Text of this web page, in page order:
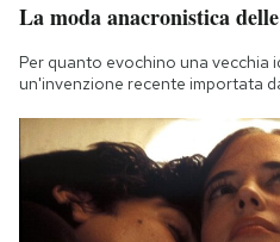
La moda anacronistica
Per quanto evochino una vecchia
un'invenzione recente importata